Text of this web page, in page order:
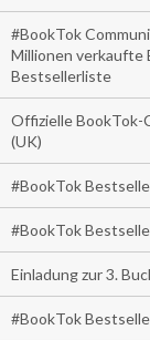
#BookTok
Millionen verkaufte
Bestsellerliste
Offizielle BookTok-
(UK)
#BookTok
#BookTok
Einladung zur 3.
#BookTok